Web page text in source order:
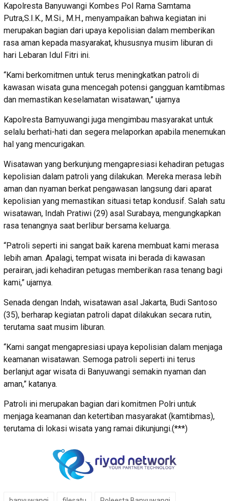
Kapolresta Banyuwangi Kombes Pol Rama Samtama
Putra,S.I.K., M.Si., M.H., menyampaikan bahwa kegiatan ini
merupakan bagian dari upaya kepolisian dalam memberikan
rasa aman kepada masyarakat, khususnya musim liburan di
hari Lebaran Idul Fitri ini.
“Kami berkomitmen untuk terus meningkatkan patroli di
kawasan wisata guna mencegah potensi gangguan kamtibmas
dan memastikan keselamatan wisatawan,” ujarnya
Kapolresta Bamyuwangi juga mengimbau masyarakat untuk
selalu berhati-hati dan segera melaporkan apabila menemukan
hal yang mencurigakan.
Wisatawan yang berkunjung mengapresiasi kehadiran petugas
kepolisian dalam patroli yang dilakukan. Mereka merasa lebih
aman dan nyaman berkat pengawasan langsung dari aparat
kepolisian yang memastikan situasi tetap kondusif. Salah satu
wisatawan, Indah Pratiwi (29) asal Surabaya, mengungkapkan
rasa tenangnya saat berlibur bersama keluarga.
“Patroli seperti ini sangat baik karena membuat kami merasa
lebih aman. Apalagi, tempat wisata ini berada di kawasan
perairan, jadi kehadiran petugas memberikan rasa tenang bagi
kami,” ujarnya.
Senada dengan Indah, wisatawan asal Jakarta, Budi Santoso
(35), berharap kegiatan patroli dapat dilakukan secara rutin,
terutama saat musim liburan.
“Kami sangat mengapresiasi upaya kepolisian dalam menjaga
keamanan wisatawan. Semoga patroli seperti ini terus
berlanjut agar wisata di Banyuwangi semakin nyaman dan
aman,” katanya.
Patroli ini merupakan bagian dari komitmen Polri untuk
menjaga keamanan dan ketertiban masyarakat (kamtibmas),
terutama di lokasi wisata yang ramai dikunjungi.(***)